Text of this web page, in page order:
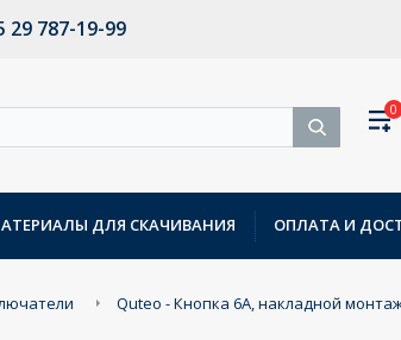
29 787-19-99
0
ДЛЯ СКАЧИВАНИЯ ОПЛАТА И
Quteo - Кнопка 6А, накладной